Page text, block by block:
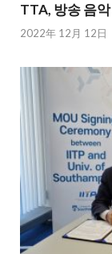
TTA, 방송 음
2022年 12月 12日